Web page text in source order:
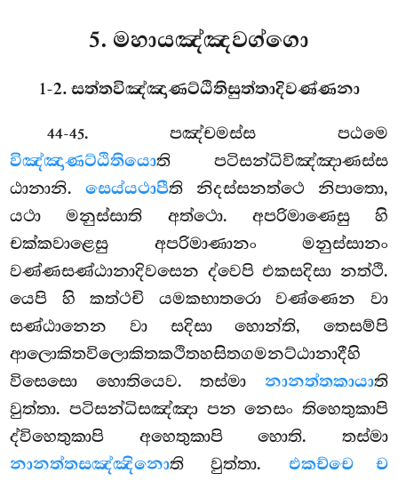
5. මහායඤ්ඤවග්ගො
1-2. සත්තවිඤ්ඤාණට්ඨිතිසුත්තාදිවණ්ණනා
44-45. පඤ්චමස්ස පඨමෙ
විඤ්ඤාණට්ඨිතියොති පටිසන්ධිවිඤ්ඤාණස්ස
ඨානානි.සෙය්යථාපීති නිදස්සනත්ථෙ නිපාතො,
යථා මනුස්සාති අත්ථො. අපරිමාණෙසු හි
චක්කවාළෙසු අපරිමාණානං මනුස්සානං
වණ්ණසණ්ඨානාදිවසෙන ද්වෙපි එකසදිසා නත්ථි.
යෙපි හි කත්ථචි යමකභාතරො වණ්ණෙන වා
සණ්ඨානෙන වා සදිසා හොන්ති, තෙසම්පි
ආලොකිතවිලොකිතකථිතහසිතගමනට්ඨානාදීහි
විසෙසො හොතියෙව. තස්මා නානත්තකායාති
වුත්තා. පටිසන්ධිසඤ්ඤා පන නෙසං තිහෙතුකාපි
ද්විහෙතුකාපි අහෙතුකාපි හොති. තස්මා
නානත්තසඤ්ඤිනොති වුත්තා. එකච්චෙ ච